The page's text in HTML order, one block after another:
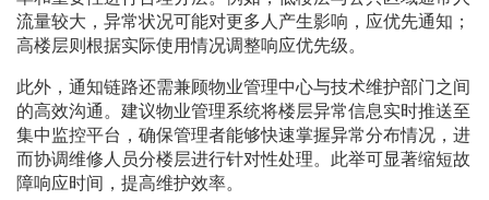
流量较大，异常状况可能对更多人产生影响，应优先通知；
高楼层则根据实际使用情况调整响应优先级。
此外，通知链路还需兼顾物业管理中心与技术维护部门之间
的高效沟通。建议物业管理系统将楼层异常信息实时推送至
集中监控平台，确保管理者能够快速掌握异常分布情况，进
而协调维修人员分楼层进行针对性处理。此举可显著缩短故
障响应时间，提高维护效率。